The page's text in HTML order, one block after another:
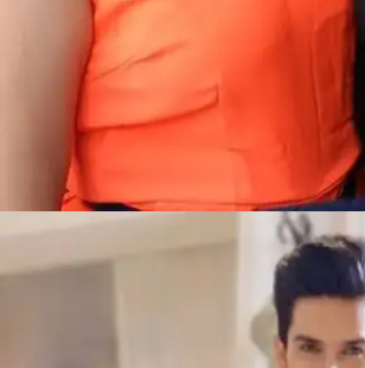
​प्रियंका अधवानी अंशुल
सीरियल 'ये रिश्ता क्या कहलाता है' के सेट पर